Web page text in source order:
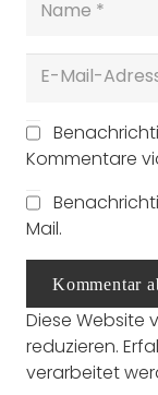
Kommentare
Mail.
Kommentar
Diese Website
reduzieren.
verarbeitet